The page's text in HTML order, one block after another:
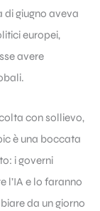
di giugno aveva
europei,
avere
con sollievo,
è una boccata
i governi
l’IA e lo faranno
da un giorno